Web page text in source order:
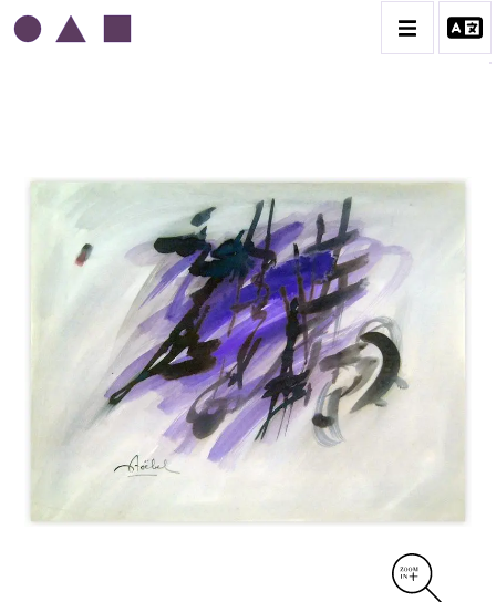
EDGAR STOËBEL
BIOGRAPHIE
CATALOGUE DES OEUVRES
CONTACT